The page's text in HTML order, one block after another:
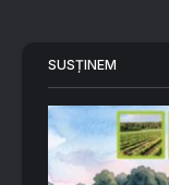
SUSȚINEM